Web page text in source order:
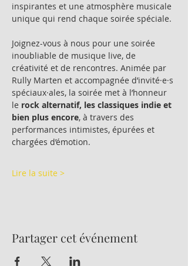
inspirantes et une atmosphère musicale
unique qui rend chaque soirée spéciale.
Joignez-vous à nous pour une soirée
inoubliable de musique live, de
créativité et de rencontres. Animée par
Rully Marten et accompagnée d’invité·e·s
spéciaux·ales, la soirée met à l’honneur
le rock alternatif, les classiques indie et
bien plus encore, à travers des
performances intimistes, épurées et
chargées d’émotion.
Lire la suite >
Partager cet événement